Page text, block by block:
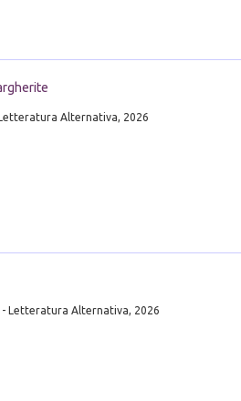
Alternativa, 2026
- Letteratura Alternativa, 2026